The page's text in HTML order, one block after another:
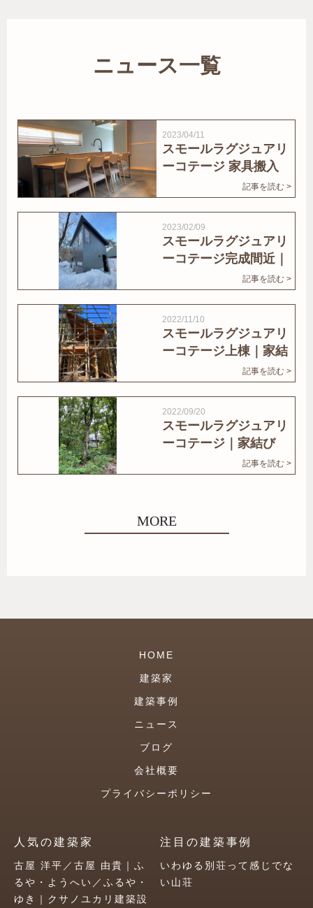
ニュース一覧
2023/04/11
スモールラグジュアリ
ーコテージ 家具搬入
記事を読む >
2023/02/09
スモールラグジュアリ
ーコテージ完成間近｜
記事を読む >
2022/11/10
スモールラグジュアリ
ーコテージ上棟｜家結
記事を読む >
2022/09/20
スモールラグジュアリ
ーコテージ｜家結び
記事を読む >
MORE
HOME
建築家
建築事例
ニュース
ブログ
会社概要
プライバシーポリシー
人気の建築家
古屋 洋平／古屋 由貴｜ふ
るや・ようへい／ふるや・
ゆき｜クサノユカリ建築設
注目の建築事例
いわゆる別荘って感じでな
い山荘